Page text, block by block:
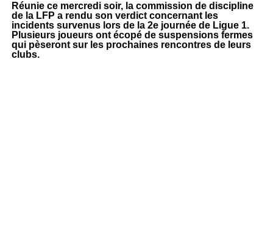
Réunie ce mercredi soir, la commission de discipline
de la LFP a rendu son verdict concernant les
incidents survenus lors de la 2e journée de Ligue 1.
Plusieurs joueurs ont écopé de suspensions fermes
qui pèseront sur les prochaines rencontres de leurs
clubs.